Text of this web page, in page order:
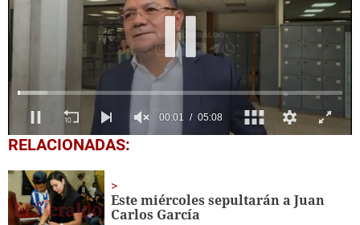
0
seconds
5
minutes,
8
seconds
RELACIONADAS:
Este miércoles sepultarán a Juan
Carlos García